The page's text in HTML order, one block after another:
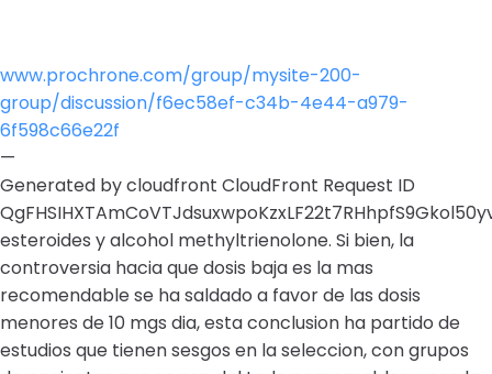
www.prochrone.com/group/mysite-200-
group/discussion/f6ec58ef-c34b-4e44-a979-
6f598c66e22f
—
Generated by cloudfront CloudFront Request ID
esteroides y alcohol methyltrienolone. Si bien, la
controversia hacia que dosis baja es la mas
recomendable se ha saldado a favor de las dosis
menores de 10 mgs dia, esta conclusion ha partido de
estudios que tienen sesgos en la seleccion, con grupos